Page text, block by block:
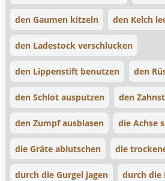
den Gaumen kitzeln den Kelch
den Ladestock verschlucken
den Lippenstift benutzen den
den Schlot ausputzen den
den Zumpf ausblasen die Achse
die Gräte ablutschen die
durch die Gurgel jagen durch die